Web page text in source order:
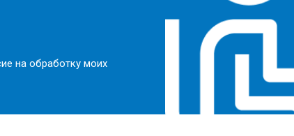
на обработку моих